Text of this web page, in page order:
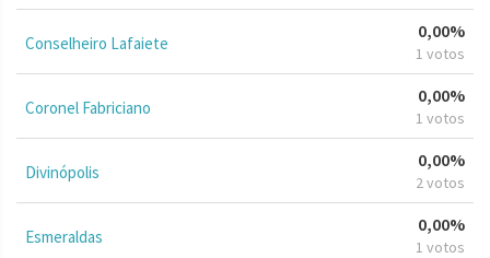
Conselheiro Lafaiete
0,00%
1 votos
Coronel Fabriciano
0,00%
1 votos
Divinópolis
0,00%
2 votos
Esmeraldas
0,00%
1 votos